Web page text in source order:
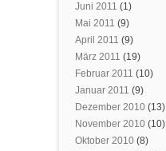
Juni 2011 (1)
Mai 2011 (9)
April 2011 (9)
März 2011 (19)
Februar 2011 (10)
Januar 2011 (9)
Dezember 2010 (13)
November 2010 (10)
Oktober 2010 (8)